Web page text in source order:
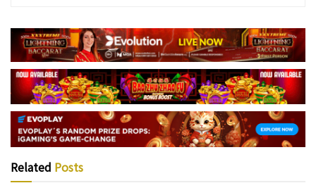
Related Posts